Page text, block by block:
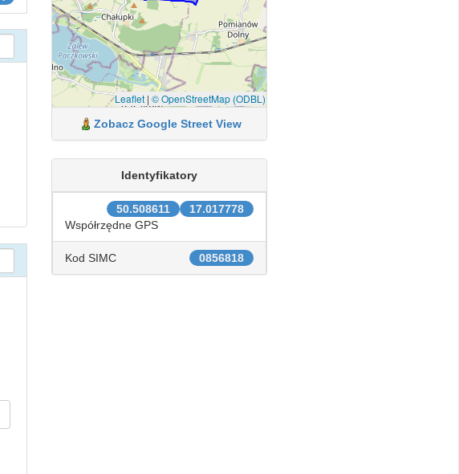
Leaflet| © OpenStreetMap (ODBL)
Zobacz Google Street View
Identyfikatory
17.017778
50.508611
Współrzędne GPS
0856818
Kod SIMC